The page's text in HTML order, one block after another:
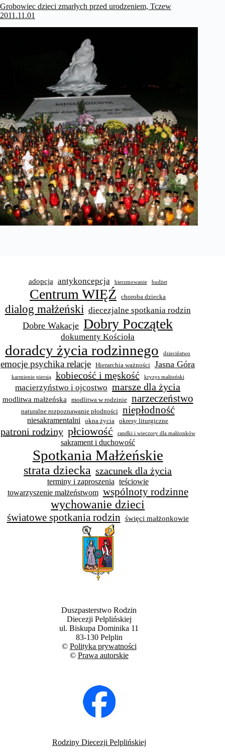
Grobowiec dzieci zmarłych przed urodzeniem, Tczew
2011.11.01
adopcja antykoncepcja bierzmowanie budżet
Centrum WIĘŹ choroba dziecka
dialog małżeński diecezjalne spotkania rodzin
Dobre Wakacje Dobry Początek
dokumenty Kościoła
doradcy życia rodzinnego dzieciństwo
emocje psychika relacje Hierarchia ważności Jasna Góra
karmienie piersią kobiecość i męskość kryzys małżeński
macierzyństwo i ojcostwo marsze dla życia
modlitwa małżeńska modlitwa w rodzinie narzeczeństwo
naturalne rozpoznawanie płodności niepłodność
niesakramentalni okna życia okresy liturgiczne
patroni rodziny płciowość randki i wieczory dla małżonków
sakrament i duchowość
Spotkania Małżeńskie
strata dziecka szacunek dla życia
terminy i zaproszenia teściowie
towarzyszenie małżeństwom wspólnoty rodzinne
wychowanie dzieci
światowe spotkania rodzin święci małżonkowie
Duszpasterstwo Rodzin
Diecezji Pelplińskiej
ul. Biskupa Dominika 11
83-130 Pelplin
© Polityka prywatności
© Prawa autorskie
Rodziny Diecezji Pelplińskiej